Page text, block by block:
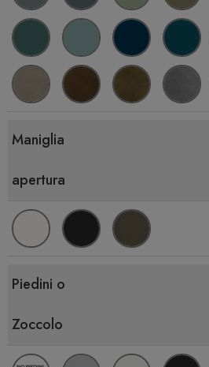
Maniglia
apertura
Piedini o
Zoccolo